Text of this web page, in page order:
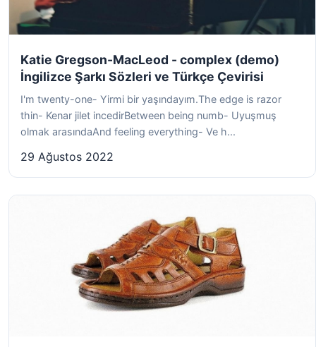
Katie Gregson-MacLeod - complex (demo)
İngilizce Şarkı Sözleri ve Türkçe Çevirisi
I'm twenty-one- Yirmi bir yaşındayım.The edge is razor
thin- Kenar jilet incedirBetween being numb- Uyuşmuş
olmak arasındaAnd feeling everything- Ve h...
29 Ağustos 2022